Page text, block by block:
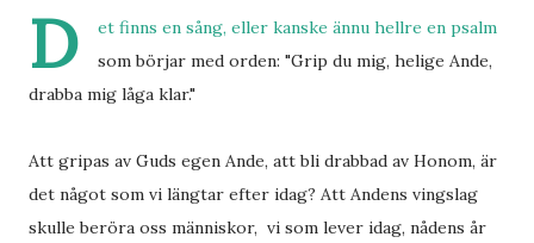
D
et finns en sång, eller kanske ännu hellre en psalm
som börjar med orden: "Grip du mig, helige Ande,
drabba mig låga klar."
Att gripas av Guds egen Ande, att bli drabbad av Honom, är
det något som vi längtar efter idag? Att Andens vingslag
skulle beröra oss människor, vi som lever idag, nådens år